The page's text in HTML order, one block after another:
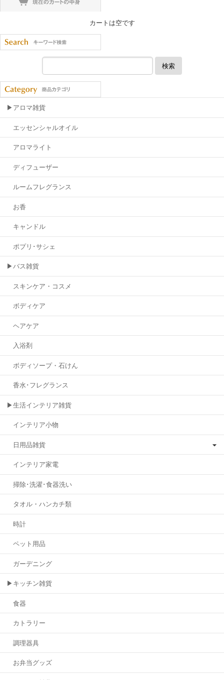
カートは空です
検索
▶アロマ雑貨
エッセンシャルオイル
アロマライト
ディフューザー
ルームフレグランス
お香
キャンドル
ポプリ･サシェ
▶バス雑貨
スキンケア・コスメ
ボディケア
ヘアケア
入浴剤
ボディソープ・石けん
香水･フレグランス
▶生活インテリア雑貨
インテリア小物
日用品雑貨
インテリア家電
掃除･洗濯･食器洗い
タオル・ハンカチ類
時計
ペット用品
ガーデニング
▶キッチン雑貨
食器
カトラリー
調理器具
お弁当グッズ